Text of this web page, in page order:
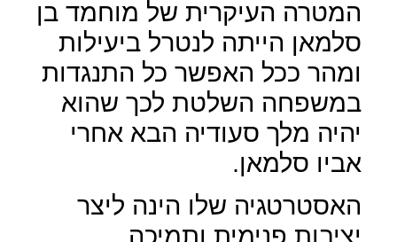
המטרה העיקרית של מוחמד בן
סלמאן הייתה לנטרל ביעילות
ומהר ככל האפשר כל התנגדות
במשפחה השלטת לכך שהוא
יהיה מלך סעודיה הבא אחרי
אביו סלמאן.
האסטרטגיה שלו הינה ליצר
יציבות פנימית ותמיכה